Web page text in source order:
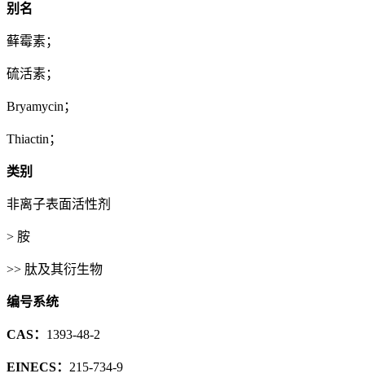
别名
藓霉素；
硫活素；
Bryamycin；
Thiactin；
类别
非离子表面活性剂
> 胺
>> 肽及其衍生物
编号系统
CAS： 1393-48-2
EINECS： 215-734-9